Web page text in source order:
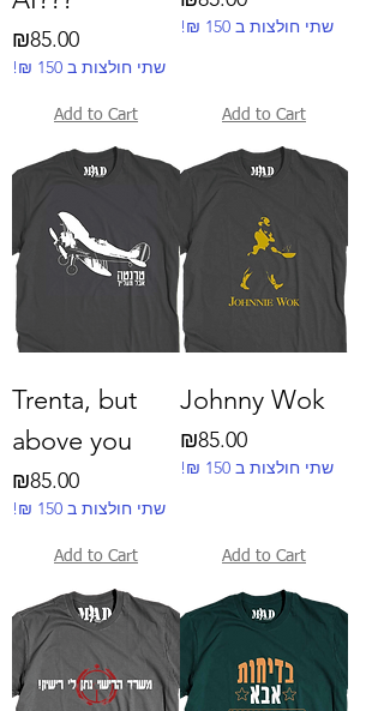
Price
₪85.00
!₪ שתי חולצות ב 150
Add to Cart
!₪ שתי חולצות ב 150
Add to Cart
Trenta, but
above you
Price
₪85.00
!₪ שתי חולצות ב 150
Add to Cart
Johnny Wok
Price
₪85.00
!₪ שתי חולצות ב 150
Add to Cart